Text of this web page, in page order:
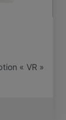
« VR »